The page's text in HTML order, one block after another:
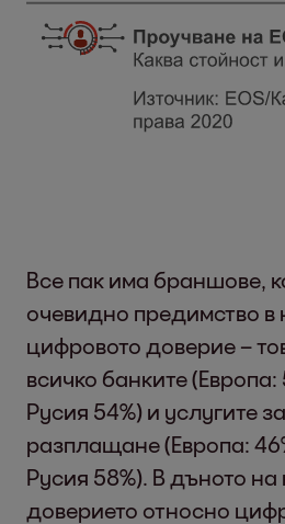
Все пак има браншове,
очевидно предимство в
цифровото доверие –
всичко банките
Русия 54%) и услугите
разплащане (Европа:
Русия 58%). В дъното
доверието относно